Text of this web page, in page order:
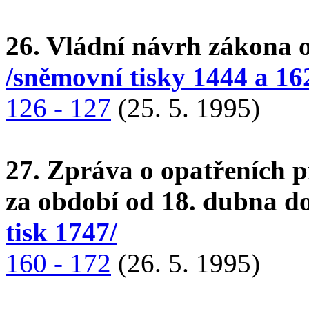
26. Vládní návrh zákona
/sněmovní tisky 1444 a
126 - 127 (25. 5. 1995)
27. Zpráva o opatřeních
za období od 18. dubna
tisk 1747/
160 - 172 (26. 5. 1995)